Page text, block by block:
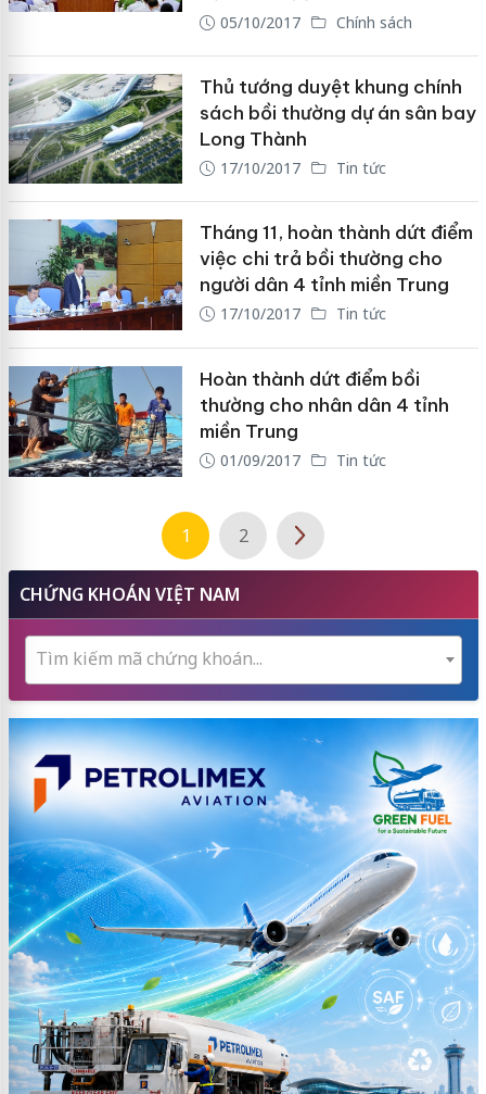
05/10/2017 Chính sách
Thủ tướng duyệt khung chính
sách bồi thường dự án sân bay
Long Thành
17/10/2017 Tin tức
Tháng 11, hoàn thành dứt điểm
việc chi trả bồi thường cho
người dân 4 tỉnh miền Trung
17/10/2017 Tin tức
Hoàn thành dứt điểm bồi
thường cho nhân dân 4 tỉnh
miền Trung
01/09/2017 Tin tức
1 2
CHỨNG KHOÁN VIỆT NAM
Tìm kiếm mã chứng khoán...